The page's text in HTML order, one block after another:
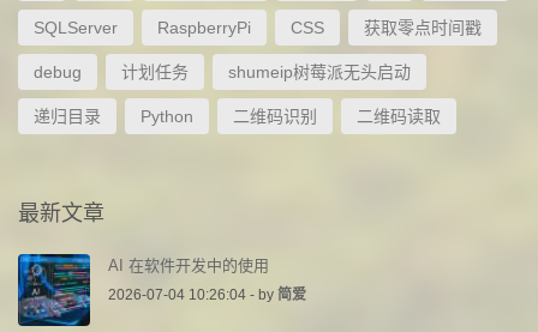
SQLServer RaspberryPi CSS 获取零点时间戳
debug 计划任务 shumeip树莓派无头启动
递归目录 Python 二维码识别 二维码读取
最新文章
AI 在软件开发中的使用
2026-07-04 10:26:04 - by 简爱